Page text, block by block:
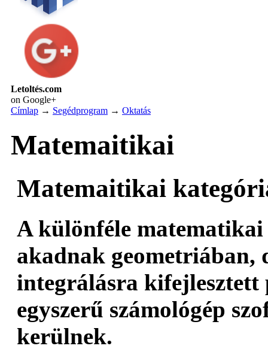
Letoltés.com
on Google+
Címlap → Segédprogram → Oktatás
Matemaitikai
Matemaitikai
A különféle
akadnak geometriában,
integrálásra kifejlesztett
egyszerű számológép
kerülnek.